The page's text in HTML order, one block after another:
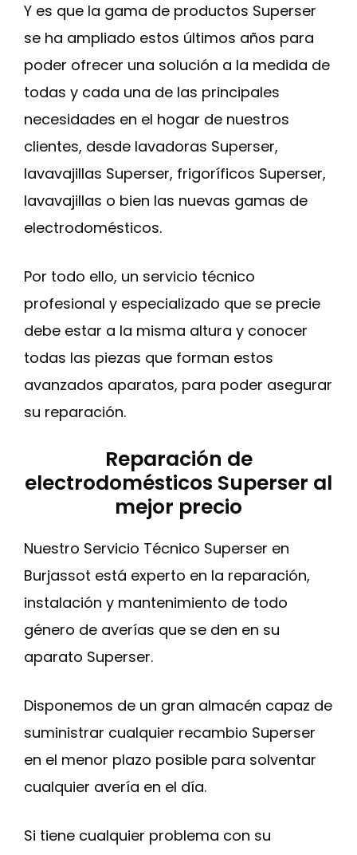
Y es que la gama de productos Superser
se ha ampliado estos últimos años para
poder ofrecer una solución a la medida de
todas y cada una de las principales
necesidades en el hogar de nuestros
clientes, desde lavadoras Superser,
lavavajillas Superser, frigoríficos Superser,
lavavajillas o bien las nuevas gamas de
electrodomésticos.
Por todo ello, un servicio técnico
profesional y especializado que se precie
debe estar a la misma altura y conocer
todas las piezas que forman estos
avanzados aparatos, para poder asegurar
su reparación.
Reparación de
electrodomésticos Superser al
mejor precio
Nuestro Servicio Técnico Superser en
Burjassot está experto en la reparación,
instalación y mantenimiento de todo
género de averías que se den en su
aparato Superser.
Disponemos de un gran almacén capaz de
suministrar cualquier recambio Superser
en el menor plazo posible para solventar
cualquier avería en el día.
Si tiene cualquier problema con su